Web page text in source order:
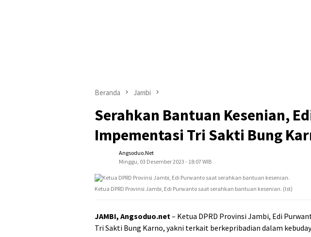
Beranda Jambi
Serahkan Bantuan Kesenian,
Impementasi Tri Sakti Bung
Angsoduo.net
Minggu, 03 Desember 2023 - 18:07 WIB
Ketua DPRD Provinsi Jambi, Edi Purwanto saat serahkan bantuan kesenian. (Ist)
JAMBI, Angsoduo.net– Ketua DPRD Provinsi Jambi, Edi
Tri Sakti Bung Karno, yakni terkait berkepribadian dalam